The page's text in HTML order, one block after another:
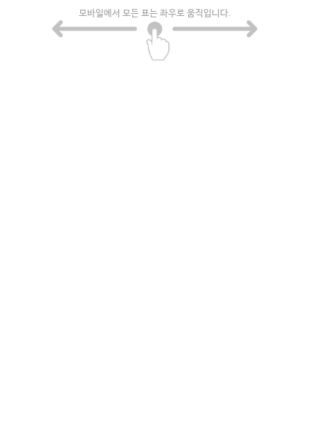
모바일에서 모든 표는 좌우로 움직입니다.